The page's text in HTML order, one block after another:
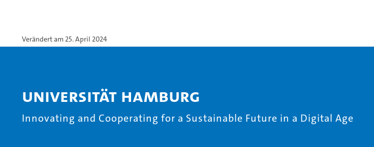
Verändert am 25. April 2024
Universität Hamburg
Innovating and Cooperating for a Sustainable Future in a Digital Age